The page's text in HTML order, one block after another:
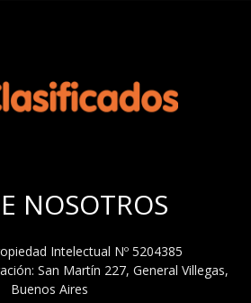
NOSOTROS
Intelectual Nº 5204385
San Martín 227, General Villegas,
Buenos Aires